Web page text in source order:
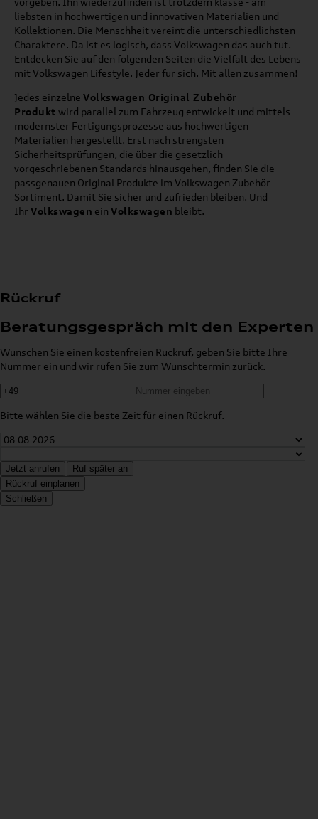
liebsten in hochwertigen und innovativen Materialien und
Kollektionen. Die Menschheit vereint die unterschiedlichsten
Charaktere. Da ist es logisch, dass Volkswagen das auch tut.
Entdecken Sie auf den folgenden Seiten die Vielfalt des Lebens
mit Volkswagen Lifestyle. Jeder für sich. Mit allen zusammen!
Jedes einzelne Volkswagen Original Zubehör
Produkt wird parallel zum Fahrzeug entwickelt und mittels
modernster Fertigungsprozesse aus hochwertigen
Materialien hergestellt. Erst nach strengsten
Sicherheitsprüfungen, die über die gesetzlich
vorgeschriebenen Standards hinausgehen, finden Sie die
passgenauen Original Produkte im Volkswagen Zubehör
Sortiment. Damit Sie sicher und zufrieden bleiben. Und
Ihr Volkswagen ein Volkswagen bleibt.
Rückruf
Beratungsgespräch mit den Experten
Wünschen Sie einen kostenfreien Rückruf, geben Sie bitte Ihre
Nummer ein und wir rufen Sie zum Wunschtermin zurück.
Bitte wählen Sie die beste Zeit für einen Rückruf.
Jetzt anrufen
Ruf später an
Rückruf einplanen
Schließen